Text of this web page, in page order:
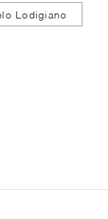
Lodigiano